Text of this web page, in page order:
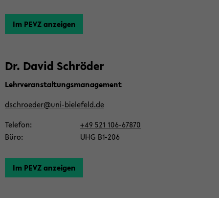
Im PEVZ an­zei­gen
Dr. David Schrö­der
Lehr­ver­an­stal­tungs­ma­nage­ment
dschroe­der@uni-​bielefeld.de
Te­le­fon
+49 521 106-​67870
Büro
UHG B1-​206
Im PEVZ an­zei­gen